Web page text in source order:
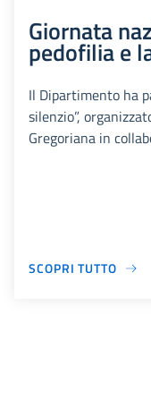
Giornata
pedofilia e
Il Dipartimento ha
silenzio”,
Gregoriana in
SCOPRI TUTTO